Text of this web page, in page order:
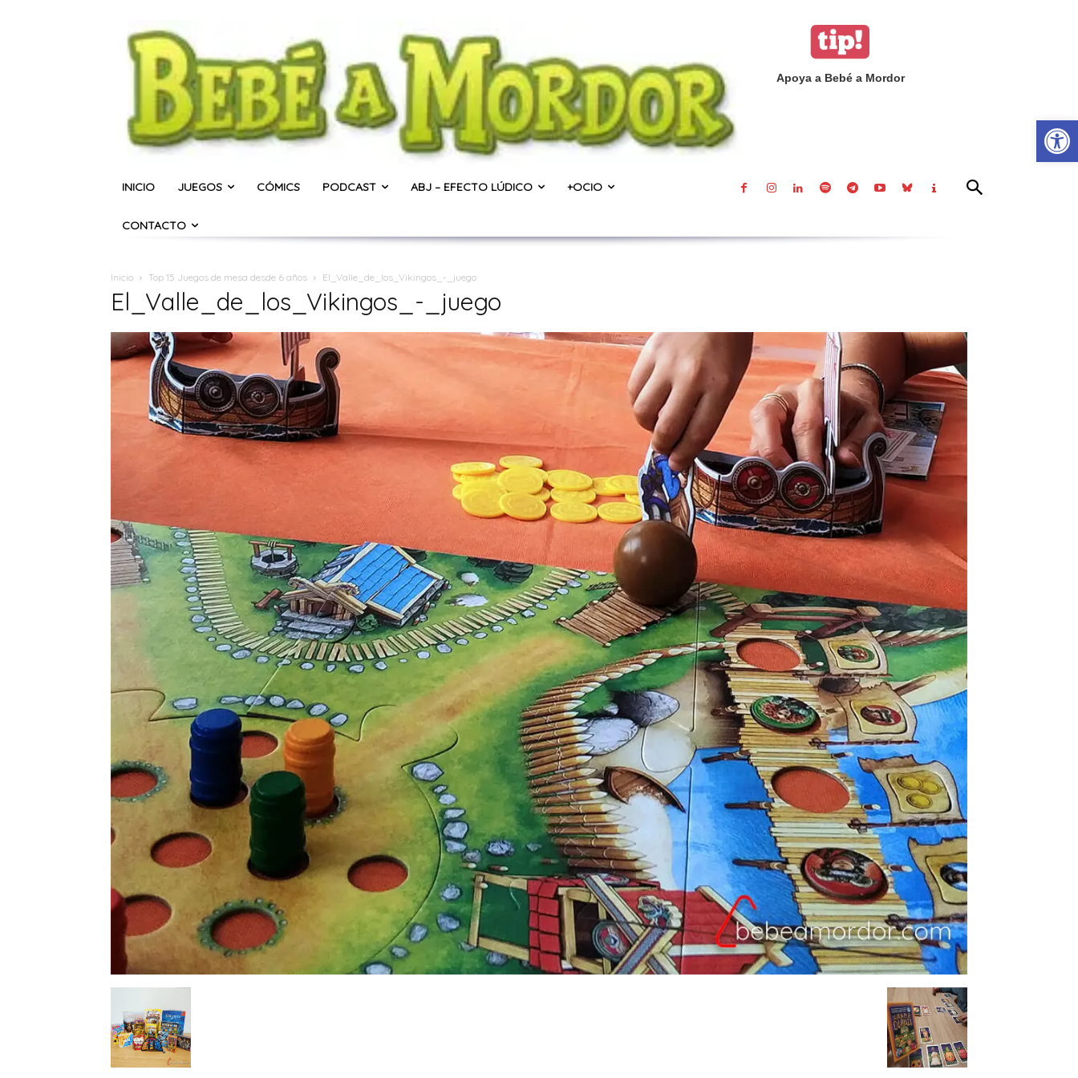
Apoya a Bebé a Mordor
INICIO JUEGOS CÓMICS PODCAST ABJ – EFECTO LÚDICO +OCIO
CONTACTO
Inicio Top 15 Juegos de mesa desde 6 años El_Valle_de_los_Vikingos_-_juego
El_Valle_de_los_Vikingos_-_juego